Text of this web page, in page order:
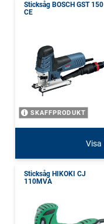
Sticksåg BOSCH GST 150
CE
SKAFFPRODUKT
Visa
Sticksåg HIKOKI CJ
110MVA